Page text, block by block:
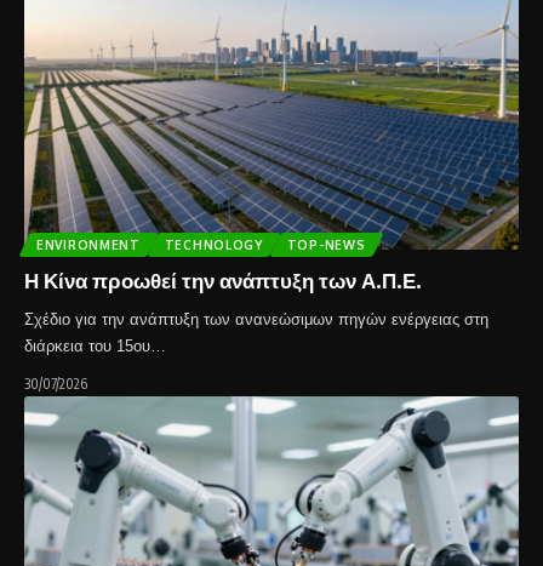
ENVIRONMENT TECHNOLOGY TOP-NEWS
Η Κίνα προωθεί την ανάπτυξη των Α.Π.Ε.
Σχέδιο για την ανάπτυξη των ανανεώσιμων πηγών ενέργειας στη
διάρκεια του 15ου…
30/07/2026